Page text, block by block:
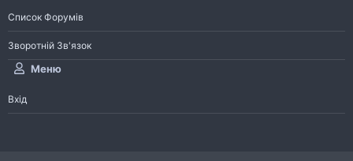
Список Форумів
Зворотній Зв'язок
Меню
Вхід